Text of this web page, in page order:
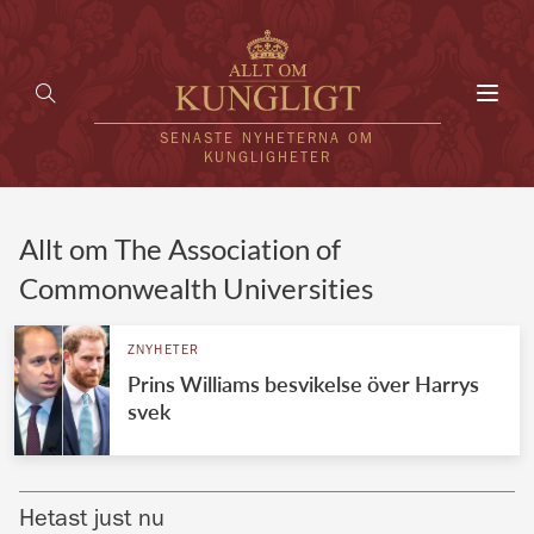
SENASTE NYHETERNA OM
KUNGLIGHETER
KUNGAFAMILJEN
KÄNDISAR
VÄRLDENS KUNGAHUS
Svenska kungahuset
Allt om The Association of
Commonwealth Universities
ZNYHETER
Prins Williams besvikelse över Harrys
svek
Hetast just nu